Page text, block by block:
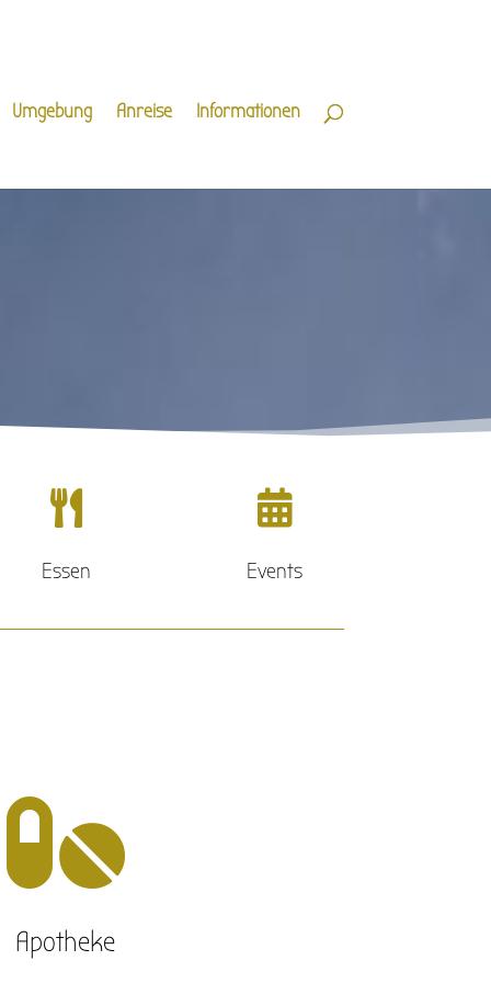
Umgebung Anreise Informationen

Essen

Events

Apotheke